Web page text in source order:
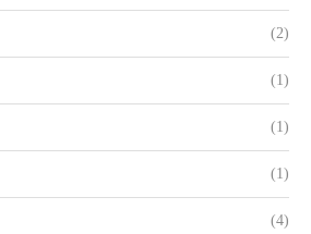
(2)
(1)
(1)
(1)
(4)